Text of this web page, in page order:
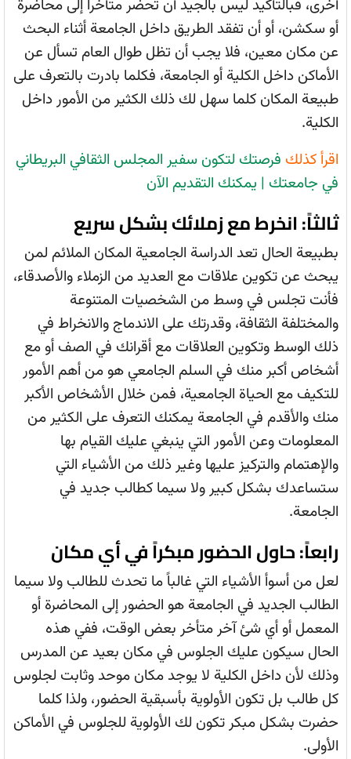
أخرى، فبالتأكيد ليس بالجيد أن تحضر متأخراً إلى محاضرة
أو سكشن، أو أن تفقد الطريق داخل الجامعة أثناء البحث
عن مكان معين، فلا يجب أن تظل طوال العام تسأل عن
الأماكن داخل الكلية أو الجامعة، فكلما بادرت بالتعرف على
طبيعة المكان كلما سهل لك ذلك الكثير من الأمور داخل
الكلية.
اقرأ كذلك فرصتك لتكون سفير المجلس الثقافي البريطاني
في جامعتك | يمكنك التقديم الآن
ثالثاً: انخرط مع زملائك بشكل سريع
بطبيعة الحال تعد الدراسة الجامعية المكان الملائم لمن
يبحث عن تكوين علاقات مع العديد من الزملاء والأصدقاء،
فأنت تجلس في وسط من الشخصيات المتنوعة
والمختلفة الثقافة، وقدرتك على الاندماج والانخراط في
ذلك الوسط وتكوين العلاقات مع أقرانك في الصف أو مع
أشخاص أكبر منك في السلم الجامعي هو من أهم الأمور
للتكيف مع الحياة الجامعية، فمن خلال الأشخاص الأكبر
منك والأقدم في الجامعة يمكنك التعرف على الكثير من
المعلومات وعن الأمور التي ينبغي عليك القيام بها
والإهتمام والتركيز عليها وغير ذلك من الأشياء التي
ستساعدك بشكل كبير ولا سيما كطالب جديد في
الجامعة.
رابعاً: حاول الحضور مبكراً في أي مكان
لعل من أسوأ الأشياء التي غالباً ما تحدث للطالب ولا سيما
الطالب الجديد في الجامعة هو الحضور إلى المحاضرة أو
المعمل أو أي شئ آخر متأخر بعض الوقت، ففي هذه
الحال سيكون عليك الجلوس في مكان بعيد عن المدرس
وذلك لأن داخل الكلية لا يوجد مكان موحد وثابت لجلوس
كل طالب بل تكون الأولوية بأسبقية الحضور، ولذا كلما
حضرت بشكل مبكر تكون لك الأولوية للجلوس في الأماكن
الأولى.